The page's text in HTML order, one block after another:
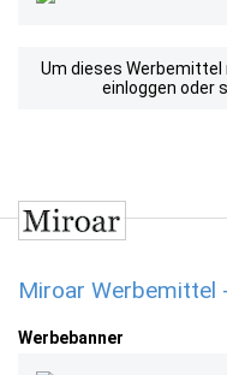
Um dieses
einloggen oder
Miroar Werbemittel
Werbebanner